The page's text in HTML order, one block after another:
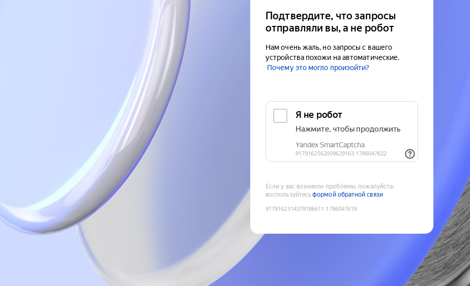
Подтвердите, что запросы
отправляли вы, а не робот
Нам очень жаль, но запросы с вашего
устройства похожи на автоматические.
Почему это могло произойти?
Если у вас возникли проблемы, пожалуйста,
воспользуйтесьформой обратной связи
9179162314378186611 :1786047619